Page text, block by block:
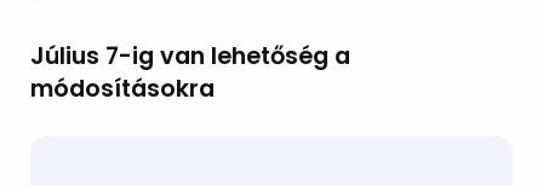
Július 7-ig van lehetőség a
módosításokra